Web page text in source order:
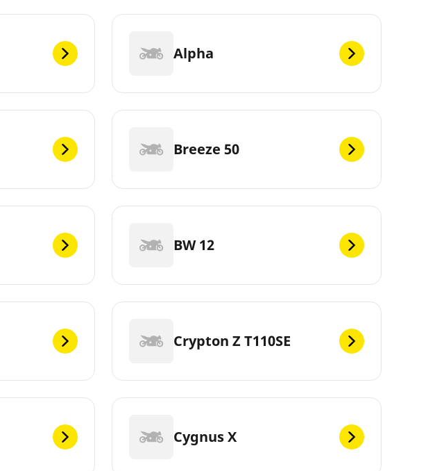
Alpha
Breeze 50
BW 12
Crypton Z T110SE
Cygnus X